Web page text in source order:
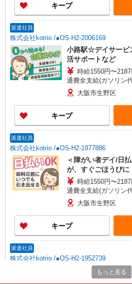
キープ
派遣社員
株式会社kotrio /●OS-H2-2006169
小路駅☆デイサービ
活サポートなど
時給1550円〜
通費全支給(ガソリン
大阪市生野区
キープ
派遣社員
株式会社kotrio /●OS-H2-1977886
＜障がい者デイ/日
が、すぐごほうびに
時給1550円〜
通費全支給(ガソリン
大阪市生野区
キープ
派遣社員
株式会社kotrio /●OS-H2-1952739
小路駅＊20代〜50
がい者支援員◎
もっと見る